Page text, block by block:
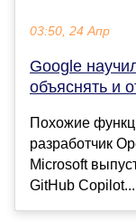
03:50, 24 Апр
Google
объяснять и
Похожие
разработчик
Microsoft
GitHub